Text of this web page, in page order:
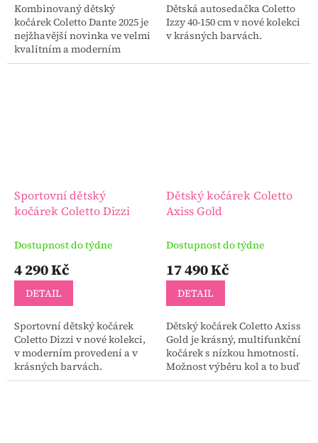
Kombinovaný dětský
kočárek Coletto Dante 2025 je
nejžhavější novinka ve velmi
kvalitním a moderním
zpracování. Dětský kočárek
Dětská autosedačka Coletto
Izzy 40-150 cm v nové kolekci
v krásných barvách.
Sportovní dětský
kočárek Coletto Dizzi
Dostupnost do týdne
4 290 Kč
DETAIL
Sportovní dětský kočárek
Coletto Dizzi v nové kolekci,
v moderním provedení a v
krásných barvách.
Dětský kočárek Coletto
Axiss Gold
Dostupnost do týdne
17 490 Kč
DETAIL
Dětský kočárek Coletto Axiss
Gold je krásný, multifunkční
kočárek s nízkou hmotností.
Možnost výběru kol a to buď
nafukovací nebo kola gelová.